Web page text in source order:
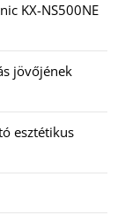
KX-NS500NE
jövőjének
esztétikus